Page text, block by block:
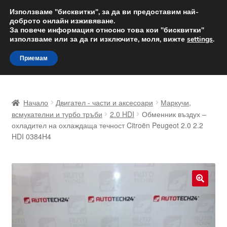
ДОСТАВКА от 12 лв.
Доставка по целия свят
Skip
to
navigation
Skip
to
content
Доставка по целия свят
Жалби
За нас
Начало Двигател - части и аксесоари
Маркучи,
всмукателни и турбо тръби
2.0 HDI
Обменник въздух –
охладител на охлаждаща течност Citroën Peugeot 2.0 2.2
HDI 0384H4
Използваме "бисквитки", за да ви предоставим най-
доброто онлайн изживяване.
За повече информация относно това кои "бисквитки"
използваме или за да ги изключите, моля, вижте settings.
Приемам